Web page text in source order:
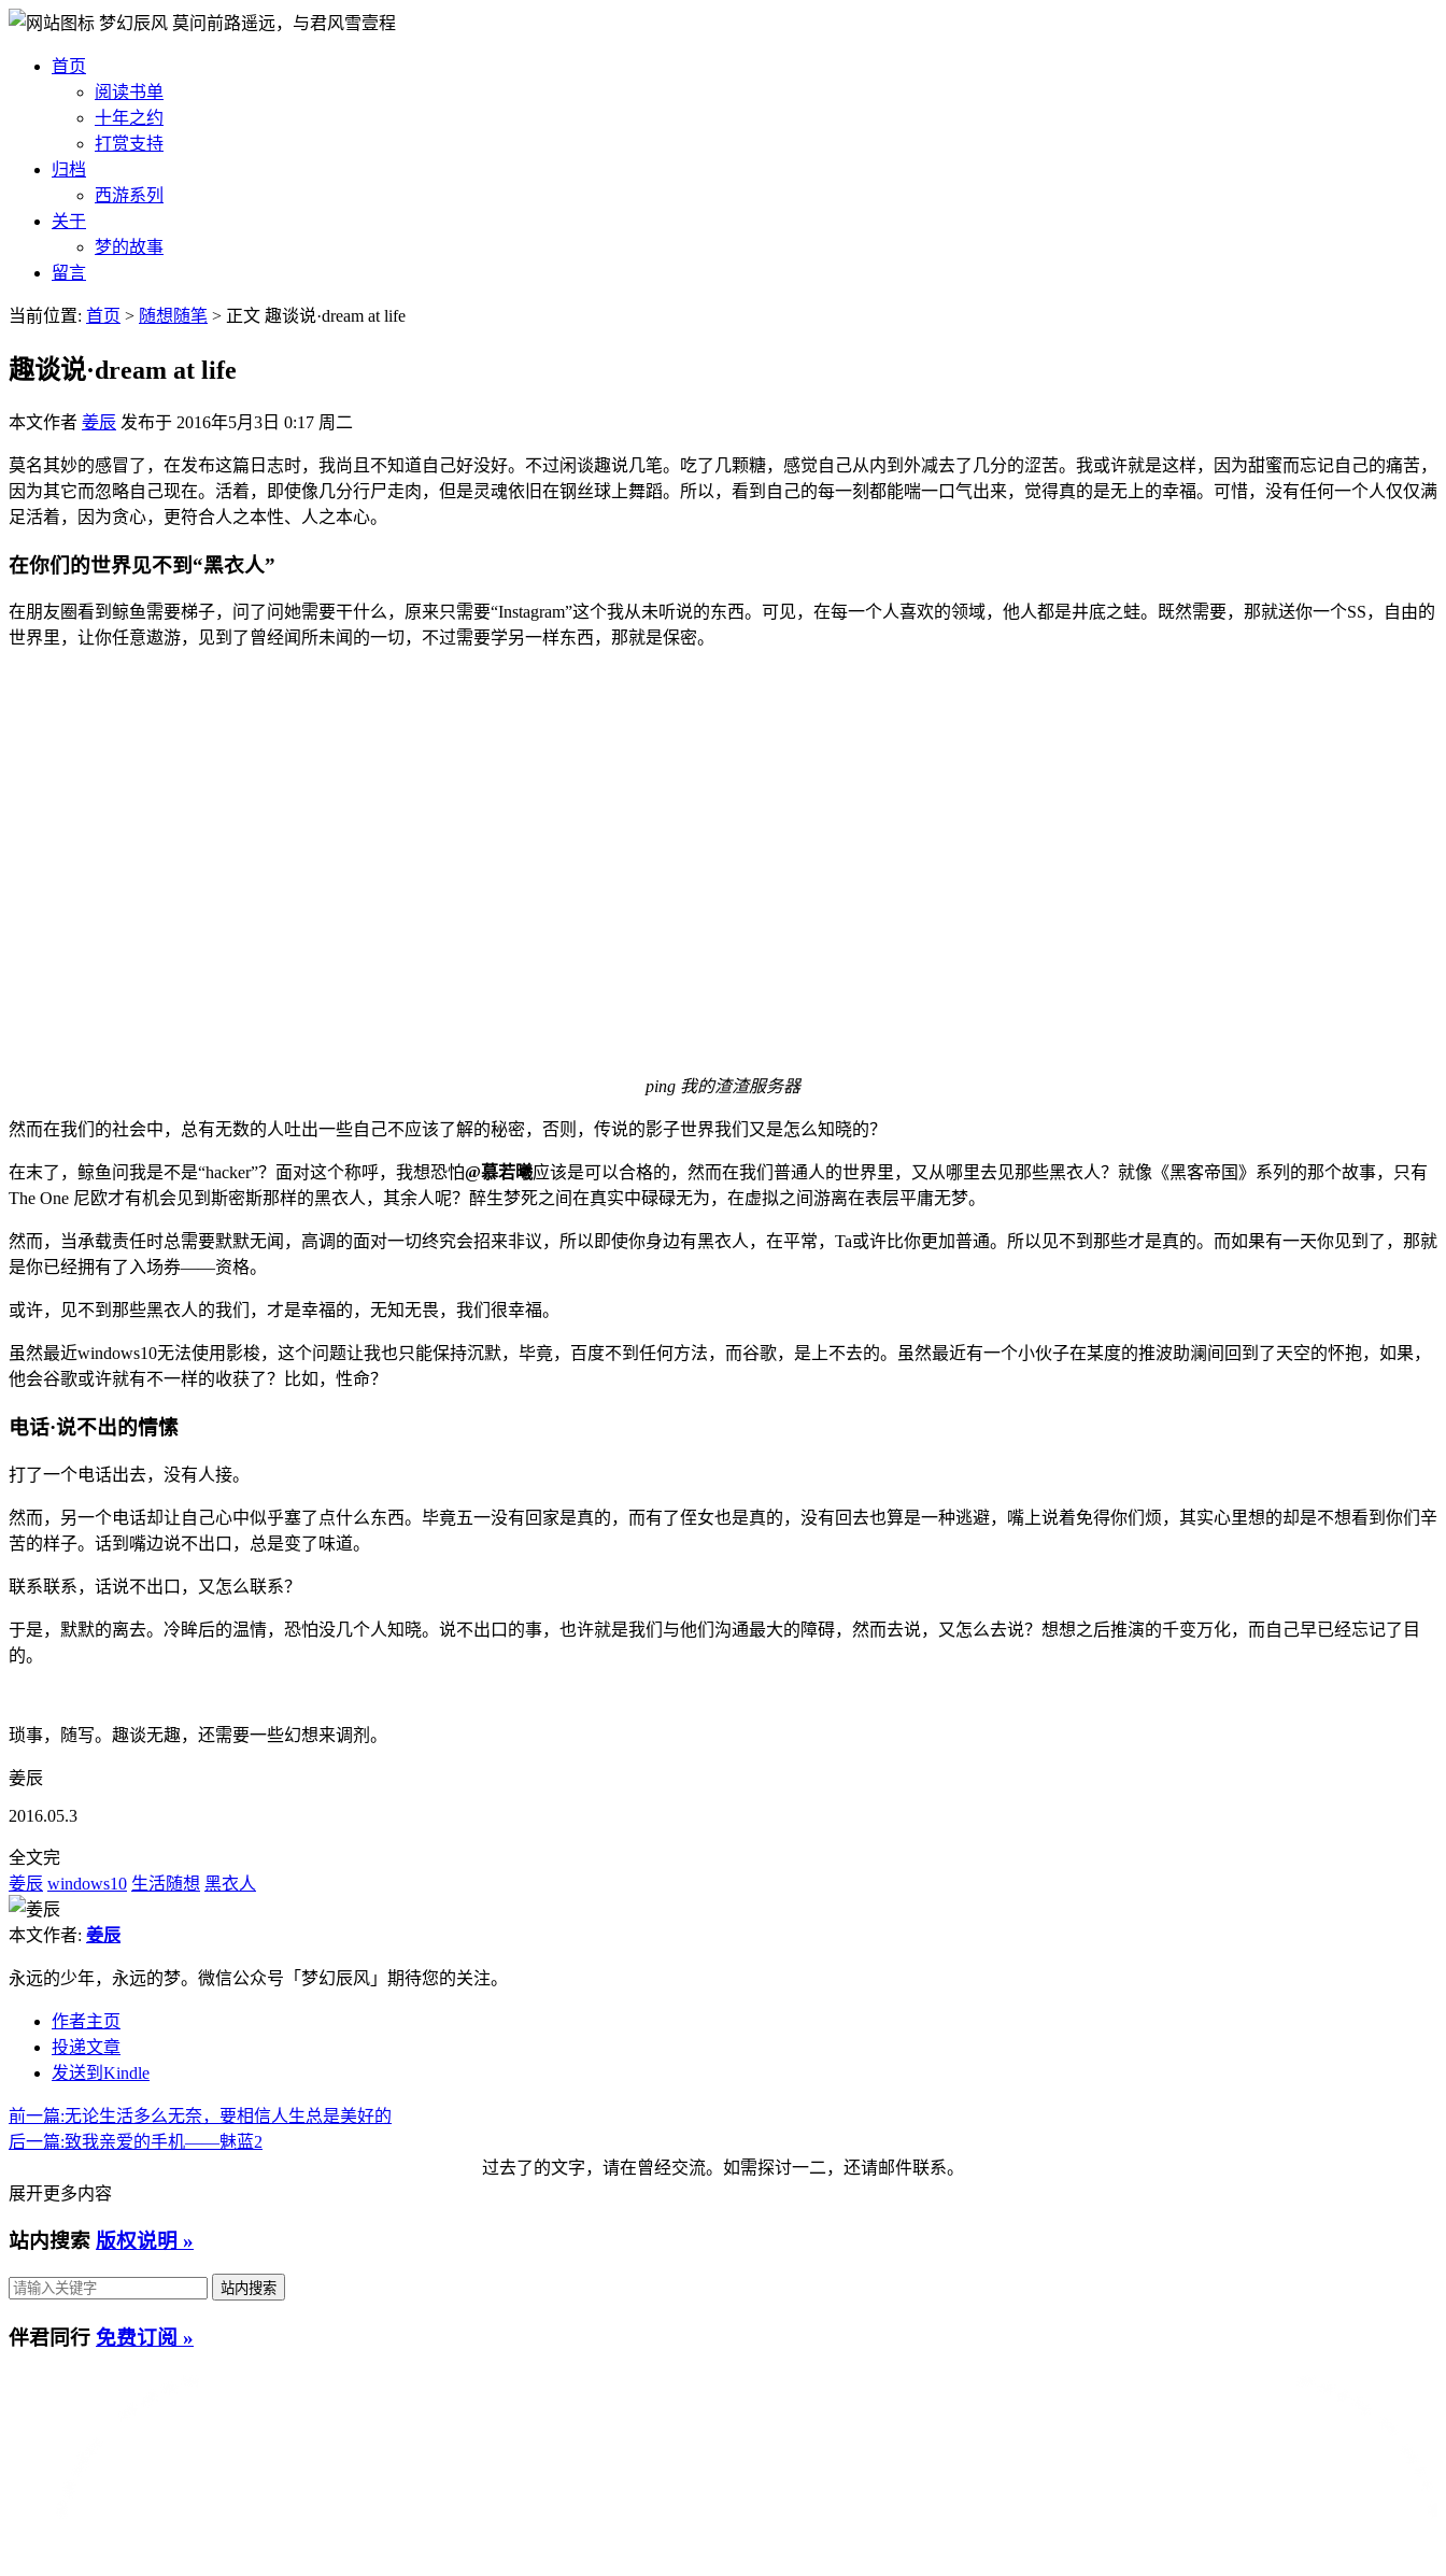
梦幻辰风 莫问前路遥远，与君风雪壹程
首页
阅读书单
十年之约
打赏支持
归档
西游系列
关于
梦的故事
留言
当前位置: 首页 > 随想随笔 > 正文 趣谈说·dream at life
趣谈说·dream at life
本文作者 姜辰 发布于 2016年5月3日 0:17 周二
莫名其妙的感冒了，在发布这篇日志时，我尚且不知道自己好没好。不过闲谈趣说几笔。吃了几颗糖，感觉自己从内到外减去了几分的涩苦。我或许就是这样，因为甜蜜而忘记自己的痛苦，
因为其它而忽略自己现在。活着，即使像几分行尸走肉，但是灵魂依旧在钢丝球上舞蹈。所以，看到自己的每一刻都能喘一口气出来，觉得真的是无上的幸福。可惜，没有任何一个人仅仅满
足活着，因为贪心，更符合人之本性、人之本心。
在你们的世界见不到“黑衣人”
在朋友圈看到鲸鱼需要梯子，问了问她需要干什么，原来只需要“Instagram”这个我从未听说的东西。可见，在每一个人喜欢的领域，他人都是井底之蛙。既然需要，那就送你一个SS，自由的
世界里，让你任意遨游，见到了曾经闻所未闻的一切，不过需要学另一样东西，那就是保密。
ping 我的渣渣服务器
然而在我们的社会中，总有无数的人吐出一些自己不应该了解的秘密，否则，传说的影子世界我们又是怎么知晓的？
在末了，鲸鱼问我是不是“hacker”？面对这个称呼，我想恐怕@慕若曦应该是可以合格的，然而在我们普通人的世界里，又从哪里去见那些黑衣人？就像《黑客帝国》系列的那个故事，只有
The One 尼欧才有机会见到斯密斯那样的黑衣人，其余人呢？醉生梦死之间在真实中碌碌无为，在虚拟之间游离在表层平庸无梦。
然而，当承载责任时总需要默默无闻，高调的面对一切终究会招来非议，所以即使你身边有黑衣人，在平常，Ta或许比你更加普通。所以见不到那些才是真的。而如果有一天你见到了，那就
是你已经拥有了入场券——资格。
或许，见不到那些黑衣人的我们，才是幸福的，无知无畏，我们很幸福。
虽然最近windows10无法使用影梭，这个问题让我也只能保持沉默，毕竟，百度不到任何方法，而谷歌，是上不去的。虽然最近有一个小伙子在某度的推波助澜间回到了天空的怀抱，如果，
他会谷歌或许就有不一样的收获了？比如，性命？
电话·说不出的情愫
打了一个电话出去，没有人接。
然而，另一个电话却让自己心中似乎塞了点什么东西。毕竟五一没有回家是真的，而有了侄女也是真的，没有回去也算是一种逃避，嘴上说着免得你们烦，其实心里想的却是不想看到你们辛
苦的样子。话到嘴边说不出口，总是变了味道。
联系联系，话说不出口，又怎么联系？
于是，默默的离去。冷眸后的温情，恐怕没几个人知晓。说不出口的事，也许就是我们与他们沟通最大的障碍，然而去说，又怎么去说？想想之后推演的千变万化，而自己早已经忘记了目
的。
琐事，随写。趣谈无趣，还需要一些幻想来调剂。
姜辰
2016.05.3
全文完
姜辰 windows10 生活随想 黑衣人
本文作者: 姜辰
永远的少年，永远的梦。微信公众号「梦幻辰风」期待您的关注。
作者主页
投递文章
发送到Kindle
前一篇:无论生活多么无奈，要相信人生总是美好的
后一篇:致我亲爱的手机——魅蓝2
过去了的文字，请在曾经交流。如需探讨一二，还请邮件联系。
展开更多内容
站内搜索 版权说明 »
伴君同行 免费订阅 »